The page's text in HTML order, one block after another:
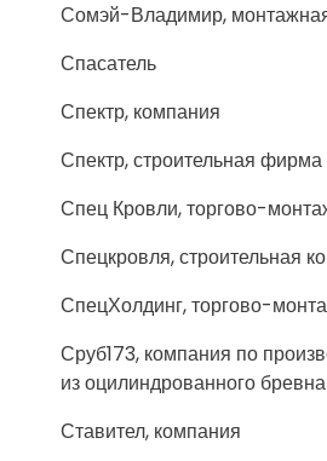
Сомэй-Владимир,
Спасатель
Спектр, компания
Спектр, строительная фирма
Спец Кровли, торгово-
Спецкровля, строительная
СпецХолдинг, торгово-
Сруб173, компания по
из оцилиндрованного бревна
Ставител, компания